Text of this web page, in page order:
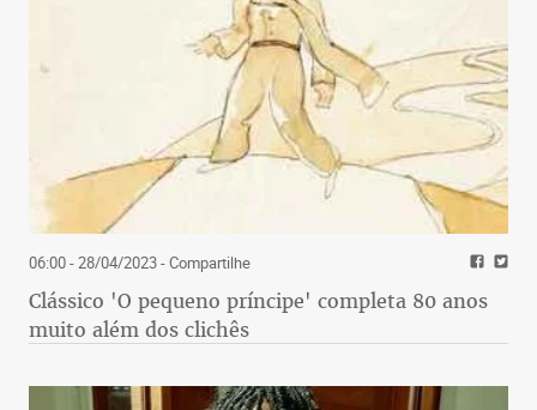
06:00 - 28/04/2023- Compartilhe
Clássico 'O pequeno príncipe' completa 80 anos
muito além dos clichês